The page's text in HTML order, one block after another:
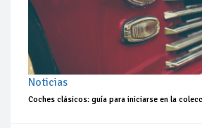
Noticias
Coches clásicos: guía para iniciarse en la